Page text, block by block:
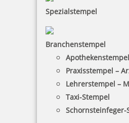
Spezialstempel
Branchenstempel
Apothekenstempel
Praxisstempel –
Lehrerstempel –
Taxi-Stempel
Schornsteinfeger-
Pocket Printy 9511 Tauchstempel
stehend
24,28